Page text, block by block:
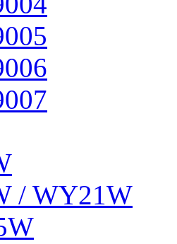
/ WY21W